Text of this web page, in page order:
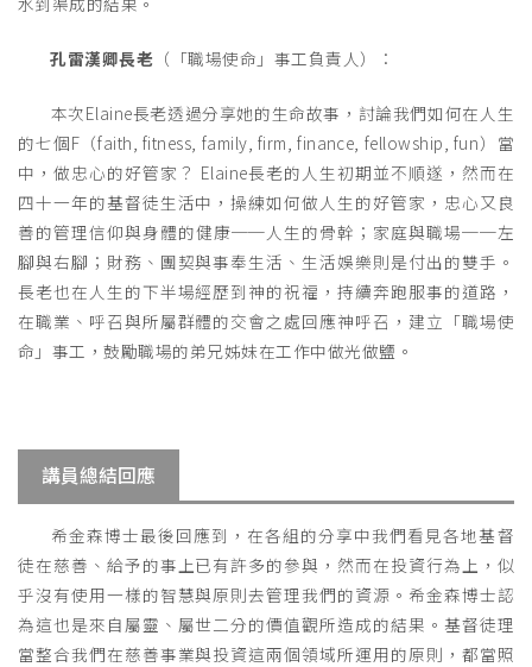
孔雷漢卿長老 （「職場使命」事工負責人）：
本次Elaine長老透過分享她的生命故事，討論我們如何在人生
的七個F（faith, fitness, family, firm, finance, fellowship, fun）當
中，做忠心的好管家？ Elaine長老的人生初期並不順遂，然而在
四十一年的基督徒生活中，操練如何做人生的好管家，忠心又良
善的管理信仰與身體的健康──人生的骨幹；家庭與職場──左
腳與右腳；財務、團契與事奉生活、生活娛樂則是付出的雙手。
長老也在人生的下半場經歷到神的祝福，持續奔跑服事的道路，
在職業、呼召與所屬群體的交會之處回應神呼召，建立「職場使
命」事工，鼓勵職場的弟兄姊妹在工作中做光做鹽。
講員總結回應
希金森博士最後回應到，在各組的分享中我們看見各地基督
徒在慈善、給予的事上已有許多的參與，然而在投資行為上，似
乎沒有使用一樣的智慧與原則去管理我們的資源。希金森博士認
為這也是來自屬靈、屬世二分的價值觀所造成的結果。基督徒理
當整合我們在慈善事業與投資這兩個領域所運用的原則，都當照